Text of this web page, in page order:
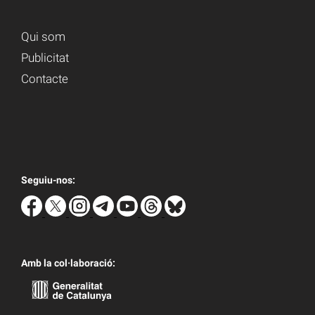
Qui som
Publicitat
Contacte
Seguiu-nos:
Amb la col·laboració: